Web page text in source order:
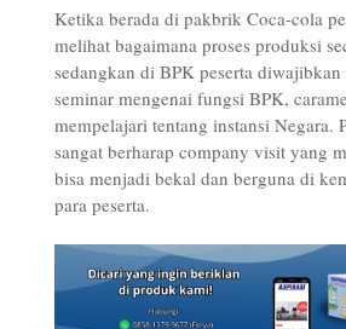
Ketika berada di pakbrik Coca-cola
melihat bagaimana proses produksi
sedangkan di BPK peserta
seminar mengenai fungsi BPK,
mempelajari tentang instansi Negara.
sangat berharap company visit yang
bisa menjadi bekal dan berguna di
para peserta.